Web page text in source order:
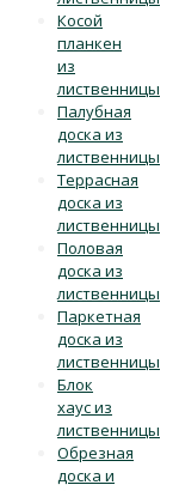
Косой
планкен
из
лиственницы
Палубная
доска из
лиственницы
Террасная
доска из
лиственницы
Половая
доска из
лиственницы
Паркетная
доска из
лиственницы
Блок
хаус из
лиственницы
Обрезная
доска и